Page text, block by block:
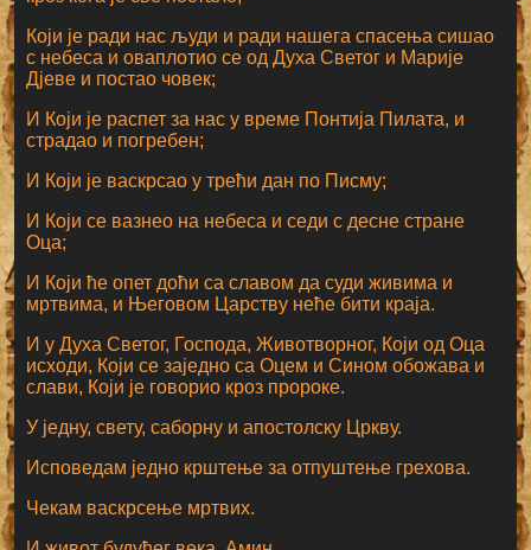
Који је ради нас људи и ради нашега спасења сишао
с небеса и оваплотио се од Духа Светог и Марије
Дјеве и постао човек;
И Који је распет за нас у време Понтија Пилата, и
страдао и погребен;
И Који је васкрсао у трећи дан по Писму;
И Који се вазнео на небеса и седи с десне стране
Оца;
И Који ће опет доћи са славом да суди живима и
мртвима, и Његовом Царству неће бити краја.
И у Духа Светог, Господа, Животворног, Који од Оца
исходи, Који се заједно са Оцем и Сином обожава и
слави, Који је говорио кроз пророке.
У једну, свету, саборну и апостолску Цркву.
Исповедам једно крштење за отпуштење грехова.
Чекам васкрсење мртвих.